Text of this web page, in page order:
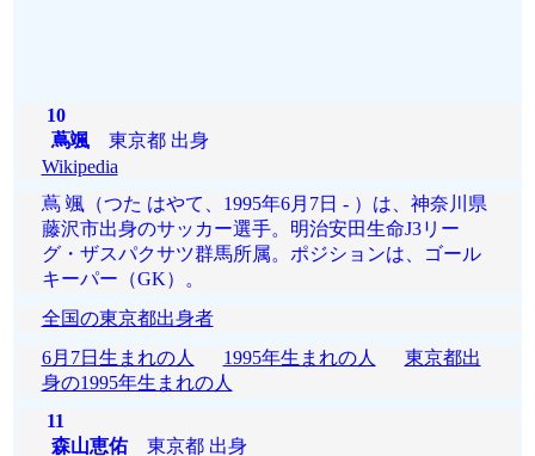
10
蔦颯東京都 出身
Wikipedia
蔦 颯（つた はやて、1995年6月7日 - ）は、神奈川県
藤沢市出身のサッカー選手。明治安田生命J3リー
グ・ザスパクサツ群馬所属。ポジションは、ゴール
キーパー（GK）。
全国の東京都出身者
6月7日生まれの人
1995年生まれの人
東京都出
身の1995年生まれの人
11
森山恵佑東京都 出身